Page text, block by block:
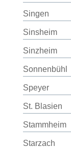
Singen
Sinsheim
Sinzheim
Sonnenbühl
Speyer
St. Blasien
Stammheim
Starzach